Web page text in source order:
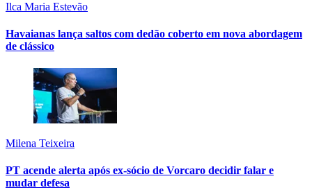
Ilca Maria Estevão
Havaianas lança saltos com dedão coberto em nova abordagem
de clássico
Milena Teixeira
PT acende alerta após ex-sócio de Vorcaro decidir falar e
mudar defesa